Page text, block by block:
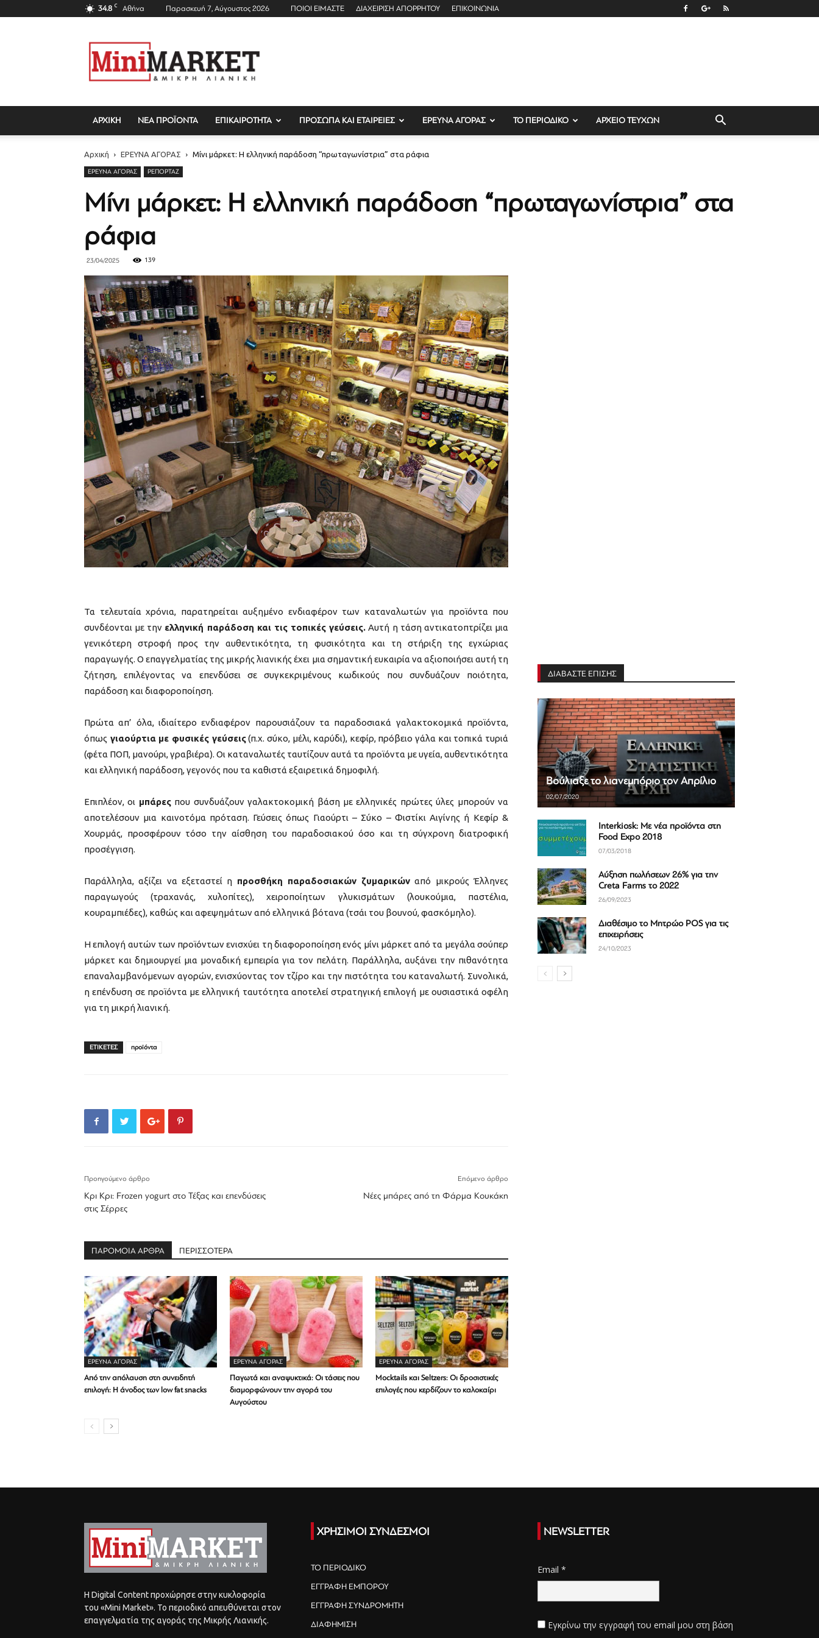
34.8 C Αθήνα Παρασκευή 7, Αύγουστος 2026 ΠΟΙΟΙ ΕΙΜΑΣΤΕ ΔΙΑΧΕΙΡΙΣΗ ΑΠΟΡΡΗΤΟΥ ΕΠΙΚΟΙΝΩΝΙΑ
Mini
Market
Magazine
ΑΡΧΙΚΗ ΝΕΑ ΠΡΟΪΟΝΤΑ ΕΠΙΚΑΙΡΟΤΗΤΑ ΠΡΟΣΩΠΑ ΚΑΙ ΕΤΑΙΡΕΙΕΣ ΕΡΕΥΝΑ ΑΓΟΡΑΣ ΤΟ ΠΕΡΙΟΔΙΚΟ ΑΡΧΕΙΟ ΤΕΥΧΩΝ
Αρχική ΕΡΕΥΝΑ ΑΓΟΡΑΣ Μίνι μάρκετ: Η ελληνική παράδοση “πρωταγωνίστρια” στα ράφια
ΕΡΕΥΝΑ ΑΓΟΡΑΣ ΡΕΠΟΡΤΆΖ
Μίνι μάρκετ: Η ελληνική παράδοση “πρωταγωνίστρια” στα
ράφια
23/04/2025 139
Τα τελευταία χρόνια, παρατηρείται αυξημένο ενδιαφέρον των καταναλωτών για προϊόντα που
συνδέονται με την ελληνική παράδοση και τις τοπικές γεύσεις. Αυτή η τάση αντικατοπτρίζει μια
γενικότερη στροφή προς την αυθεντικότητα, τη φυσικότητα και τη στήριξη της εγχώριας
παραγωγής. Ο επαγγελματίας της μικρής λιανικής έχει μια σημαντική ευκαιρία να αξιοποιήσει αυτή τη
ζήτηση, επιλέγοντας να επενδύσει σε συγκεκριμένους κωδικούς που συνδυάζουν ποιότητα,
παράδοση και διαφοροποίηση.
Πρώτα απ’ όλα, ιδιαίτερο ενδιαφέρον παρουσιάζουν τα παραδοσιακά γαλακτοκομικά προϊόντα,
όπως γιαούρτια με φυσικές γεύσεις(π.χ. σύκο, μέλι, καρύδι), κεφίρ, πρόβειο γάλα και τοπικά τυριά
(φέτα ΠΟΠ, μανούρι, γραβιέρα). Οι καταναλωτές ταυτίζουν αυτά τα προϊόντα με υγεία, αυθεντικότητα
και ελληνική παράδοση, γεγονός που τα καθιστά εξαιρετικά δημοφιλή.
Επιπλέον, οι μπάρεςπου συνδυάζουν γαλακτοκομική βάση με ελληνικές πρώτες ύλες μπορούν να
αποτελέσουν μια καινοτόμα πρόταση. Γεύσεις όπως Γιαούρτι – Σύκο – Φιστίκι Αιγίνης ή Κεφίρ &
Χουρμάς, προσφέρουν τόσο την αίσθηση του παραδοσιακού όσο και τη σύγχρονη διατροφική
προσέγγιση.
Παράλληλα, αξίζει να εξεταστεί η προσθήκη παραδοσιακών ζυμαρικών από μικρούς Έλληνες
παραγωγούς (τραχανάς, χυλοπίτες), χειροποίητων γλυκισμάτων (λουκούμια, παστέλια,
κουραμπιέδες), καθώς και αφεψημάτων από ελληνικά βότανα (τσάι του βουνού, φασκόμηλο).
Η επιλογή αυτών των προϊόντων ενισχύει τη διαφοροποίηση ενός μίνι μάρκετ από τα μεγάλα σούπερ
μάρκετ και δημιουργεί μια μοναδική εμπειρία για τον πελάτη. Παράλληλα, αυξάνει την πιθανότητα
επαναλαμβανόμενων αγορών, ενισχύοντας τον τζίρο και την πιστότητα του καταναλωτή. Συνολικά,
η επένδυση σε προϊόντα με ελληνική ταυτότητα αποτελεί στρατηγική επιλογή με ουσιαστικά οφέλη
για τη μικρή λιανική.
ΕΤΙΚΕΤΕΣ προϊόντα
Προηγούμενο άρθρο
Κρι Κρι: Frozen yogurt στο Τέξας και επενδύσεις
στις Σέρρες
Επόμενο άρθρο
Νέες μπάρες από τη Φάρμα Κουκάκη
ΠΑΡΟΜΟΙΑ ΑΡΘΡΑ ΠΕΡΙΣΣΟΤΕΡΑ
ΕΡΕΥΝΑ ΑΓΟΡΑΣ
Από την απόλαυση στη συνειδητή
επιλογή: Η άνοδος των low fat snacks
ΕΡΕΥΝΑ ΑΓΟΡΑΣ
Παγωτά και αναψυκτικά: Οι τάσεις που
διαμορφώνουν την αγορά του
Αυγούστου
ΕΡΕΥΝΑ ΑΓΟΡΑΣ
Mocktails και Seltzers: Οι δροσιστικές
επιλογές που κερδίζουν το καλοκαίρι
ΔΙΑΒΑΣΤΕ ΕΠΙΣΗΣ
Βούλιαξε το λιανεμπόριο τον Απρίλιο
02/07/2020
Interkiosk: Με νέα προϊόντα στη
Food Expo 2018
07/03/2018
Αύξηση πωλήσεων 26% για την
Creta Farms το 2022
26/09/2023
Διαθέσιμο το Μητρώο POS για τις
επιχειρήσεις
24/10/2023
Η Digital Content προχώρησε στην κυκλοφορία
του «Mini Market». Το περιοδικό απευθύνεται στον
επαγγελματία της αγοράς της Μικρής Λιανικής.
ΧΡΗΣΙΜΟΙ ΣΥΝΔΕΣΜΟΙ
ΤΟ ΠΕΡΙΟΔΙΚΟ
ΕΓΓΡΑΦΗ ΕΜΠΟΡΟΥ
ΕΓΓΡΑΦΗ ΣΥΝΔΡΟΜΗΤΗ
ΔΙΑΦΗΜΙΣΗ
NEWSLETTER
Email *
Εγκρίνω την εγγραφή του email μου στη βάση